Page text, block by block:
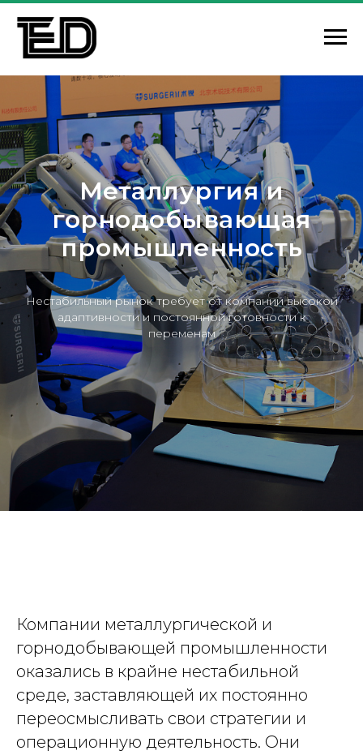
Металлургия и
горнодобывающая
промышленность
Нестабильный рынок требует от компаний высокой
адаптивности и постоянной готовности к
переменам
Компании металлургической и
горнодобывающей промышленности
оказались в крайне нестабильной
среде, заставляющей их постоянно
переосмысливать свои стратегии и
операционную деятельность. Они